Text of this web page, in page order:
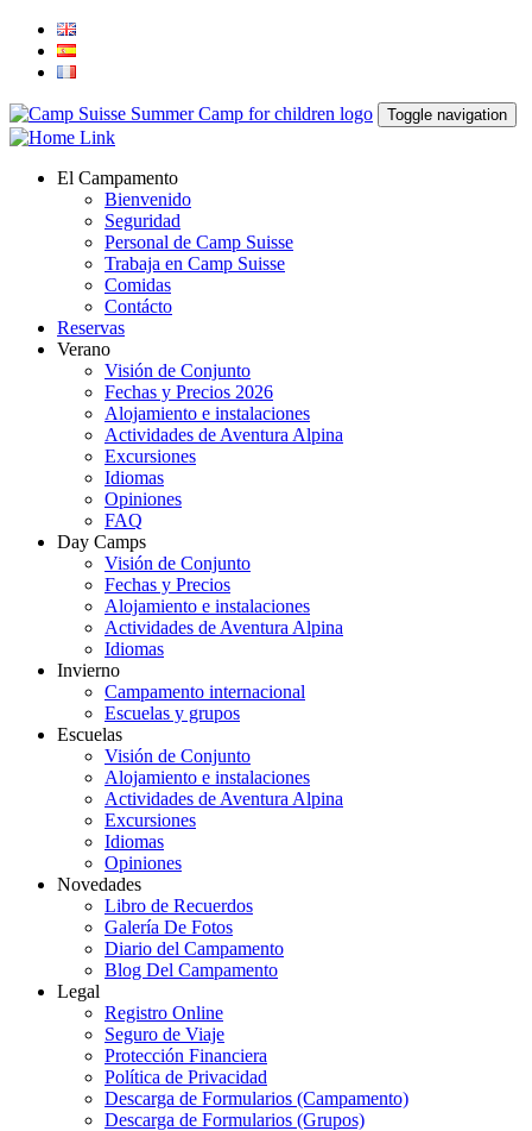
Toggle navigation
El Campamento
Bienvenido
Seguridad
Personal de Camp Suisse
Trabaja en Camp Suisse
Comidas
Contácto
Reservas
Verano
Visión de Conjunto
Fechas y Precios 2026
Alojamiento e instalaciones
Actividades de Aventura Alpina
Excursiones
Idiomas
Opiniones
FAQ
Day Camps
Visión de Conjunto
Fechas y Precios
Alojamiento e instalaciones
Actividades de Aventura Alpina
Idiomas
Invierno
Campamento internacional
Escuelas y grupos
Escuelas
Visión de Conjunto
Alojamiento e instalaciones
Actividades de Aventura Alpina
Excursiones
Idiomas
Opiniones
Novedades
Libro de Recuerdos
Galería De Fotos
Diario del Campamento
Blog Del Campamento
Legal
Registro Online
Seguro de Viaje
Protección Financiera
Política de Privacidad
Descarga de Formularios (Campamento)
Descarga de Formularios (Grupos)